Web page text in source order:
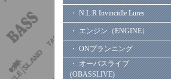
・ N.L.R Invincidle Lures
・ エンジン（ENGINE）
・ ONプランニング
・ オーバスライブ
(OBASSLIVE)